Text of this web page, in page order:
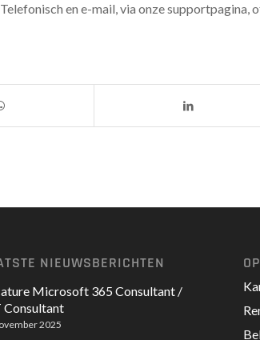
en e-mail, via onze supportpagina,
NIEUWSBERICHTEN
Microsoft 365 Consultant /
Consultant
2025